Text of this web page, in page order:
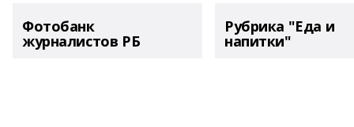
Фотобанк
журналистов РБ
Рубрика "Еда и
напитки"